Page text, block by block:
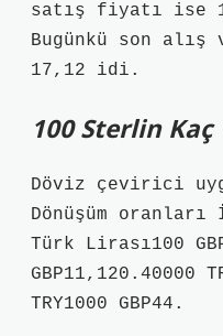
satış fiyatı ise
Bugünkü son
17,12 idi.
100 Sterlin
Döviz çevirici
Dönüşüm
Türk Lirası100
GBP11,120.40000
TRY1000 GBP44.